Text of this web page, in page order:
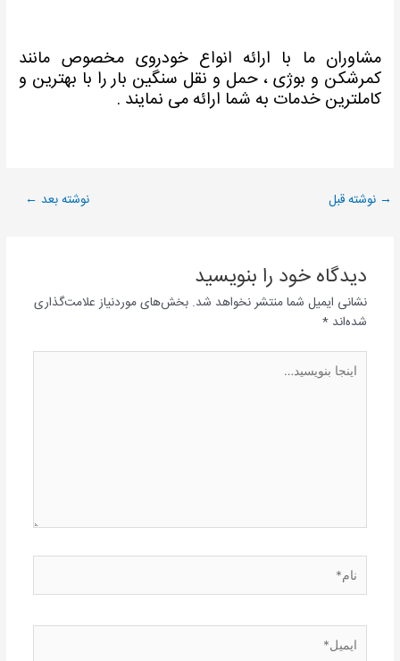
مشاوران ما با ارائه انواع خودروی مخصوص مانند
کمرشکن و بوژی ، حمل و نقل سنگین بار را با بهترین و
کاملترین خدمات به شما ارائه می نمایند .
→ نوشته قبل نوشته بعد ←
دیدگاه‌ خود را بنویسید
نشانی ایمیل شما منتشر نخواهد شد. بخش‌های موردنیاز علامت‌گذاری
شده‌اند *
بنویسید…